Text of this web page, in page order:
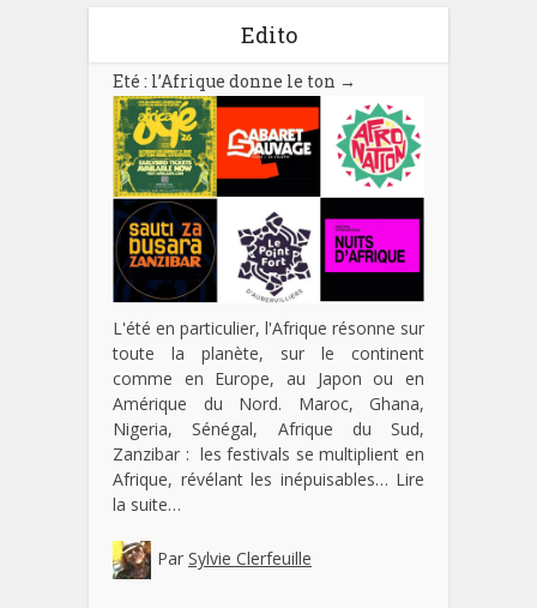
Edito
Eté : l’Afrique donne le ton →
L'été en particulier, l'Afrique résonne sur
toute la planète, sur le continent
comme en Europe, au Japon ou en
Amérique du Nord. Maroc, Ghana,
Nigeria, Sénégal, Afrique du Sud,
Zanzibar : les festivals se multiplient en
Afrique, révélant les inépuisables… Lire
la suite…
Par Sylvie Clerfeuille